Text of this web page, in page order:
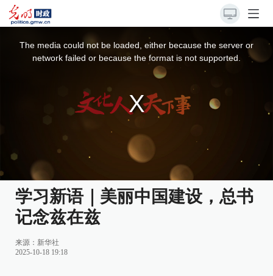
The media could not be loaded, either because the server or
network failed or because the format is not supported.
学习新语｜美丽中国建设，总书
记念兹在兹
来源： 新华社
2025-10-18 19:18